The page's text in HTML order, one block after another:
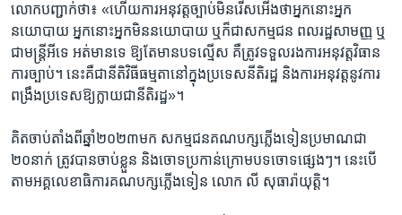
លោក​បញ្ជាក់​ថា​៖ «ហើយ​ការអនុវត្ត​ច្បាប់​មិន​រើស​អើង​ថា​អ្នក​នោះ​អ្នក​
នយោបាយ​ អ្នក​នោះ​អ្នក​មិន​នយោបាយ​ ឬក៏​ជា​សកម្មជន ​ពលរដ្ឋ​សាមញ្ញ ឬ​
ជា​មន្ត្រី​អី​ទេ អត់មាន​ទេ ឱ្យ​តែ​មាន​បទល្មើស​ គឺ​ត្រូវ​ទទួល​រង​ការអនុវត្ត​វិធាន
ការ​ច្បាប់។ នេះ​គឺជា​នីតិ​វិធី​ធម្មតា​នៅ​ក្នុង​ប្រទេស​នីតិរដ្ឋ និង​ការអនុវត្ត​នូវ​ការ
ពង្រឹង​ប្រទេស​ឱ្យ​ក្លាយ​ជា​នីតិរដ្ឋ​»។
គិត​ចាប់​តាំង​ពី​ឆ្នាំ​២០២៣​មក សកម្មជន​គណបក្ស​ភ្លើង​ទៀន​ប្រមាណ​ជា​
២០នាក់​ ត្រូវ​បាន​ចាប់​ខ្លួន និង​ចោទ​ប្រកាន់​ក្រោម​បទ​ចោទ​ផ្សេងៗ​។ នេះ​បើ​
តាម​អគ្គលេខាធិការ​គណបក្ស​ភ្លើង​ទៀន លោក លី សុធារ៉ា​យុត្តិ។